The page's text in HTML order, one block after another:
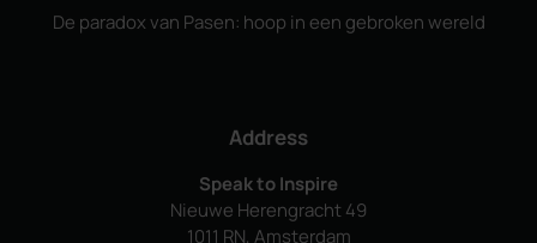
De paradox van Pasen: hoop in een gebroken wereld
Address
Speak to Inspire
Nieuwe Herengracht 49
1011 RN, Amsterdam